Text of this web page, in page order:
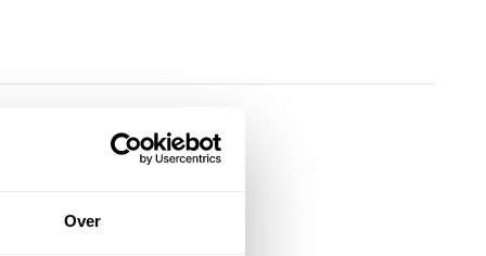
Over
5/